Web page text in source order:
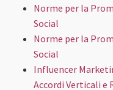
Norme per la
Social
Norme per la
Social
Influencer
Accordi Verticali e